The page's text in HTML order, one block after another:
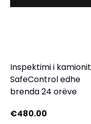
Inspektimi i kamionit
SafeControl edhe
brenda 24 orëve
€480.00